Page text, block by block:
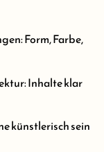
Form, Farbe,
Inhalte klar
künstlerisch sein